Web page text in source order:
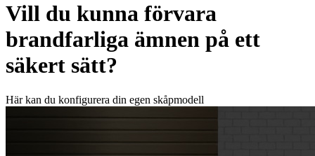
Vill du kunna förvara
brandfarliga ämnen på ett
säkert sätt?
Här kan du konfigurera din egen skåpmodell